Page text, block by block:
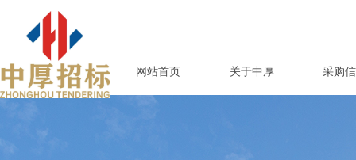
网站首页 关于中厚 采购